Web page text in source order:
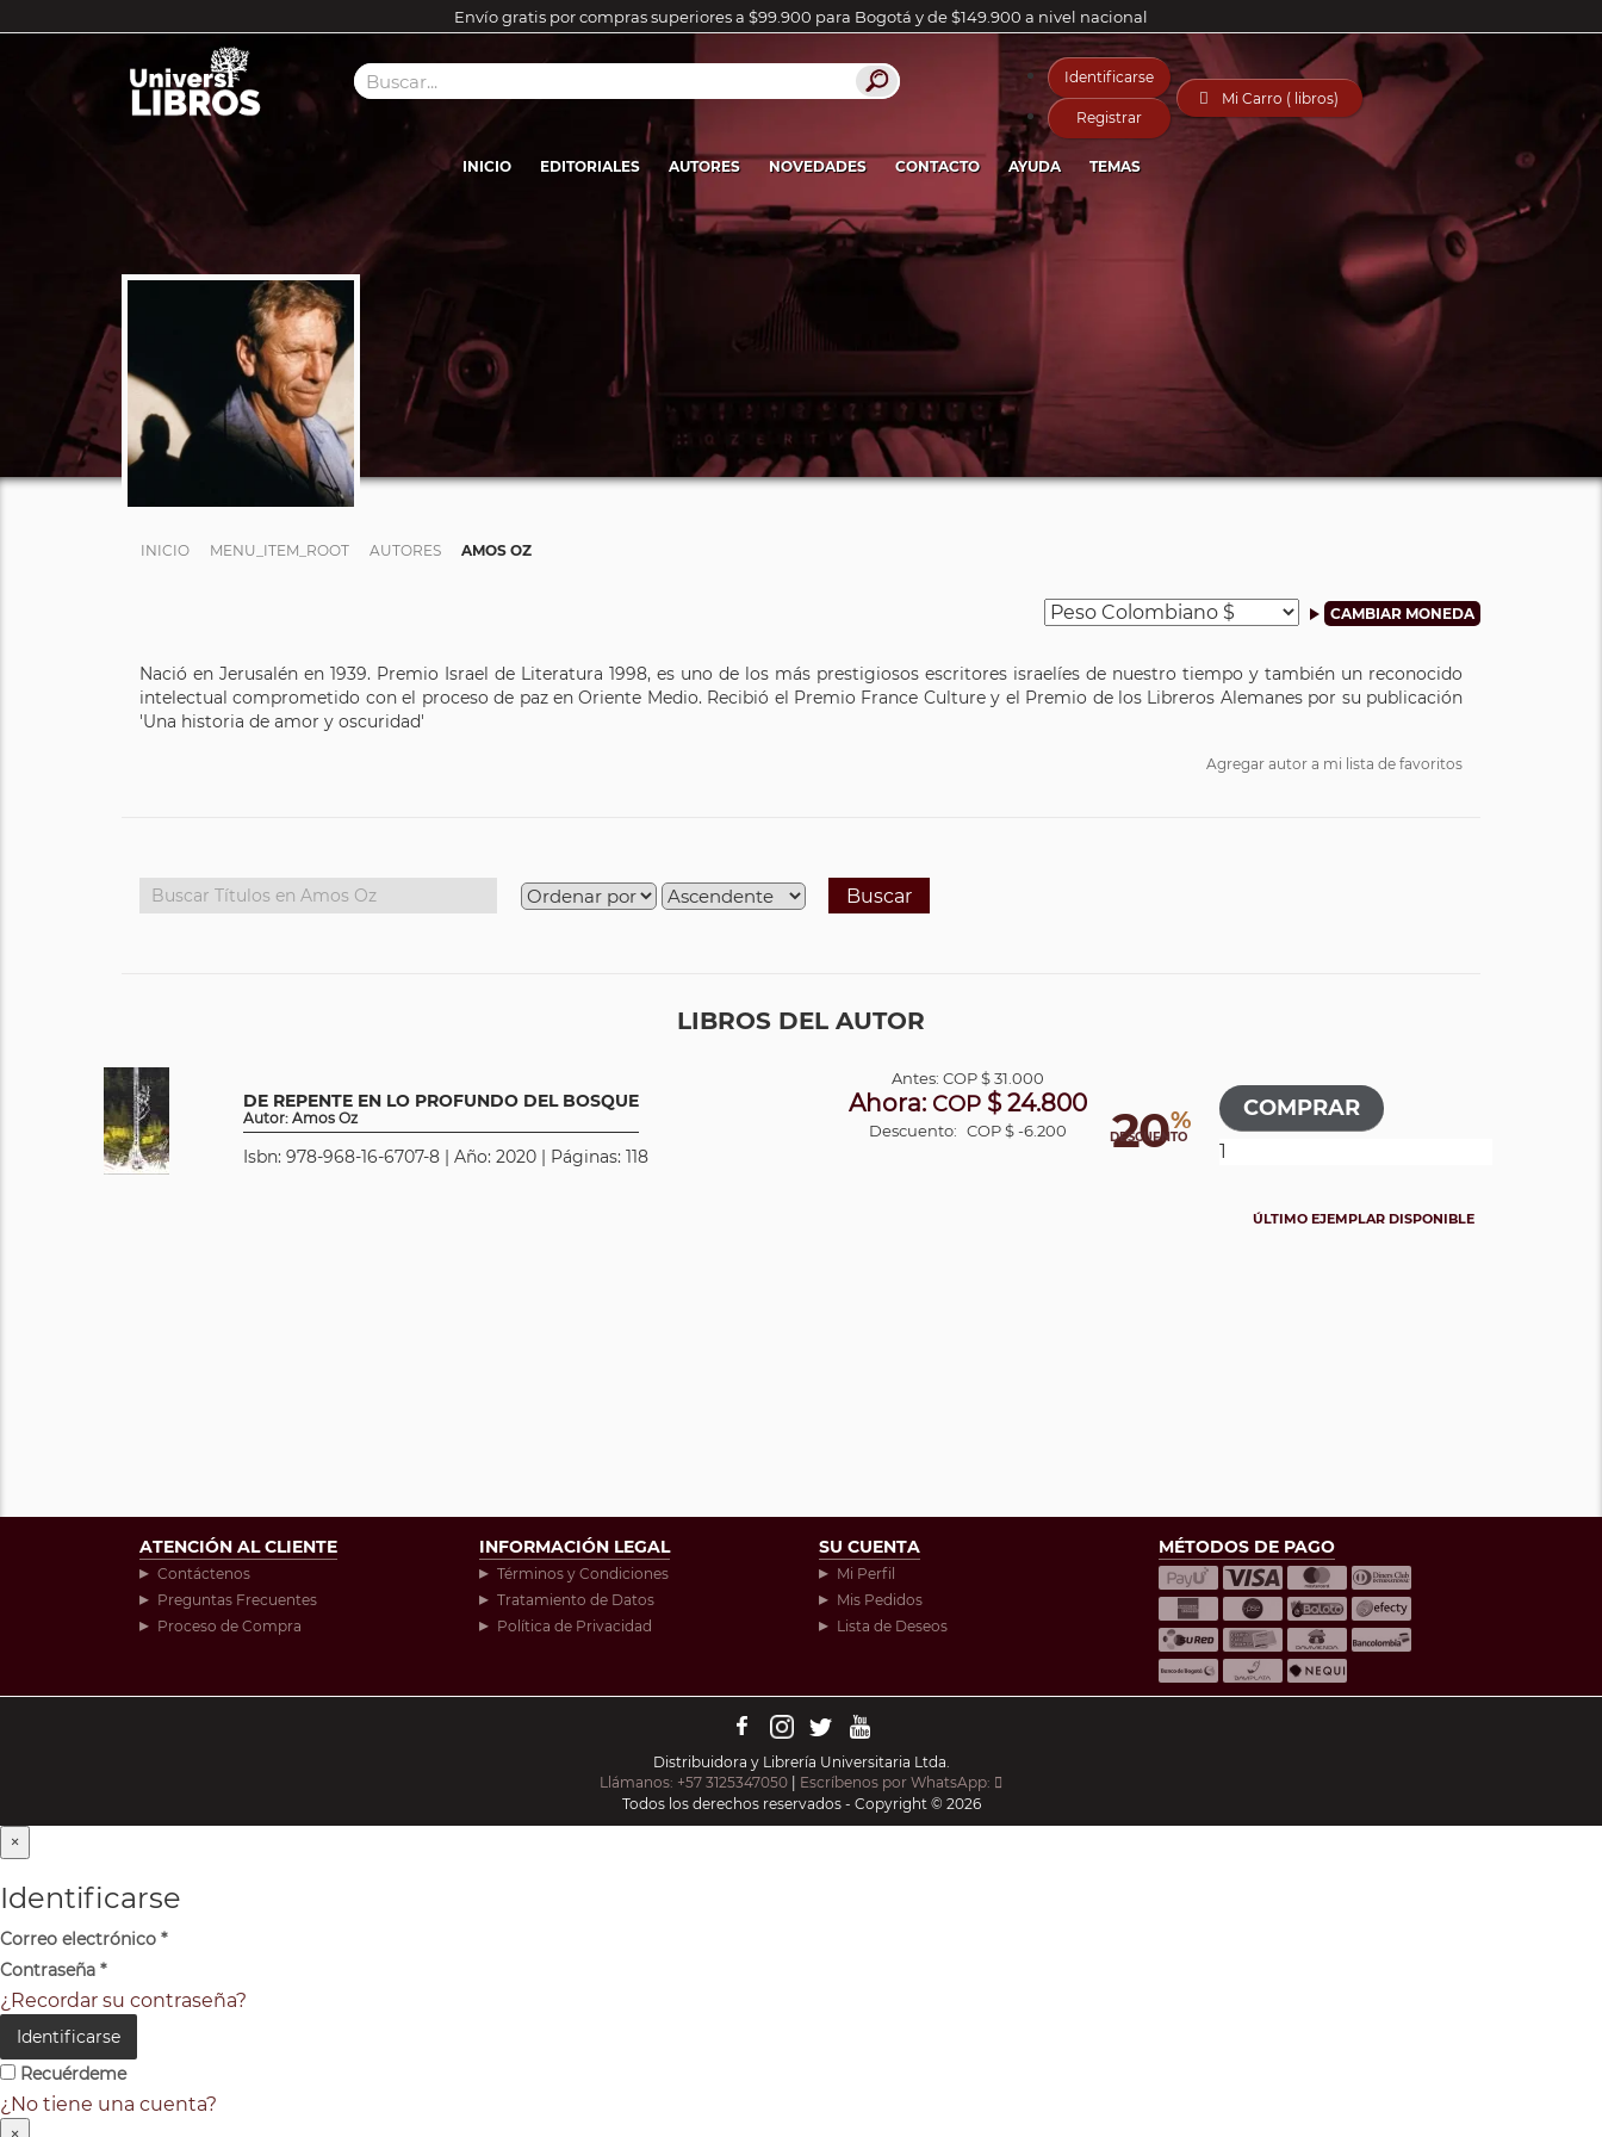
Envío gratis por compras superiores a $99.900 para Bogotá y de $149.900 a nivel nacional
Identificarse
Registrar
 Mi Carro ( libros)
INICIO EDITORIALES AUTORES NOVEDADES CONTACTO AYUDA TEMAS
INICIO MENU_ITEM_ROOT AUTORES AMOS OZ
Nació en Jerusalén en 1939. Premio Israel de Literatura 1998, es uno de los más prestigiosos escritores israelíes de nuestro tiempo y también un reconocido
intelectual comprometido con el proceso de paz en Oriente Medio. Recibió el Premio France Culture y el Premio de los Libreros Alemanes por su publicación
'Una historia de amor y oscuridad'
Agregar autor a mi lista de favoritos
Buscar
LIBROS DEL AUTOR
DE REPENTE EN LO PROFUNDO DEL BOSQUE
Autor: Amos Oz
Isbn: 978-968-16-6707-8 | Año: 2020 | Páginas: 118 20%
DESCUENTO
Antes:COP$ 31.000
Ahora: COP $ 24.800
Descuento: COP $ -6.200
ÚLTIMO EJEMPLAR DISPONIBLE
ATENCIÓN AL CLIENTE
Contáctenos
Preguntas Frecuentes
Proceso de Compra
INFORMACIÓN LEGAL
Términos y Condiciones
Tratamiento de Datos
Política de Privacidad
SU CUENTA
Mi Perfil
Mis Pedidos
Lista de Deseos
MÉTODOS DE PAGO
Distribuidora y Librería Universitaria Ltda.
Llámanos: +57 3125347050
Escríbenos por WhatsApp:
Todos los derechos reservados - Copyright © 2026
×
Identificarse
Correo electrónico *
Contraseña *
¿Recordar su contraseña?
Identificarse
Recuérdeme
¿No tiene una cuenta?